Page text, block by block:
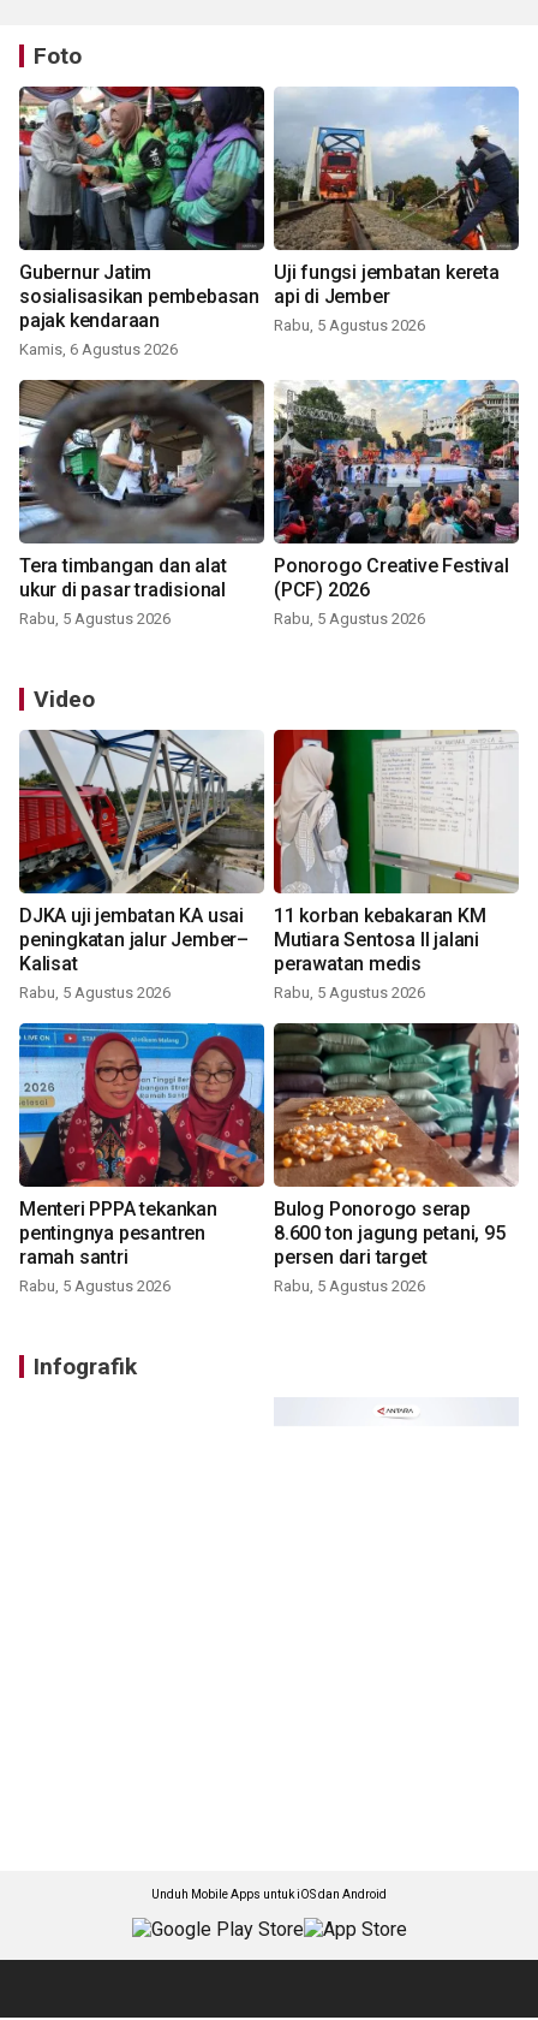
Foto
Gubernur Jatim
sosialisasikan pembebasan
pajak kendaraan
Kamis, 6 Agustus 2026
Uji fungsi jembatan kereta
api di Jember
Rabu, 5 Agustus 2026
Tera timbangan dan alat
ukur di pasar tradisional
Rabu, 5 Agustus 2026
Ponorogo Creative Festival
(PCF) 2026
Rabu, 5 Agustus 2026
Video
DJKA uji jembatan KA usai
peningkatan jalur Jember–
Kalisat
Rabu, 5 Agustus 2026
11 korban kebakaran KM
Mutiara Sentosa II jalani
perawatan medis
Rabu, 5 Agustus 2026
Menteri PPPA tekankan
pentingnya pesantren
ramah santri
Rabu, 5 Agustus 2026
Bulog Ponorogo serap
8.600 ton jagung petani, 95
persen dari target
Rabu, 5 Agustus 2026
Infografik
Unduh Mobile Apps untuk iOS dan Android